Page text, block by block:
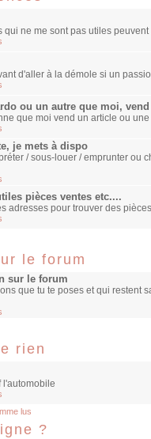
qui ne me sont pas utiles
d'aller à la démole si un
ou un autre que moi, vend
que moi vend un article ou
je mets à dispo
/ sous-louer / emprunter ou
pièces ventes etc....
adresses pour trouver des
le forum
sur le forum
que tu te poses et qui restent
rien
l'automobile
lus
?